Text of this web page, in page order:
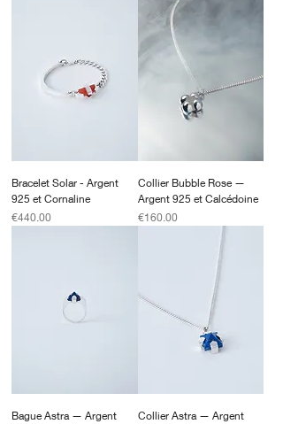
Bracelet Solar - Argent
925 et Cornaline
Price
€440.00
Collier Bubble Rose —
Argent 925 et Calcédoine
Price
€160.00
Bague Astra — Argent
Collier Astra — Argent